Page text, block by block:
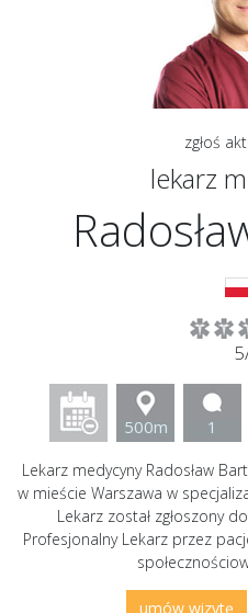
zgłoś
lekarz
500m 1
Lekarz medycyny Radosław
w mieście Warszawa w
Lekarz został zgłoszony
Profesjonalny Lekarz przez
umów wizytę